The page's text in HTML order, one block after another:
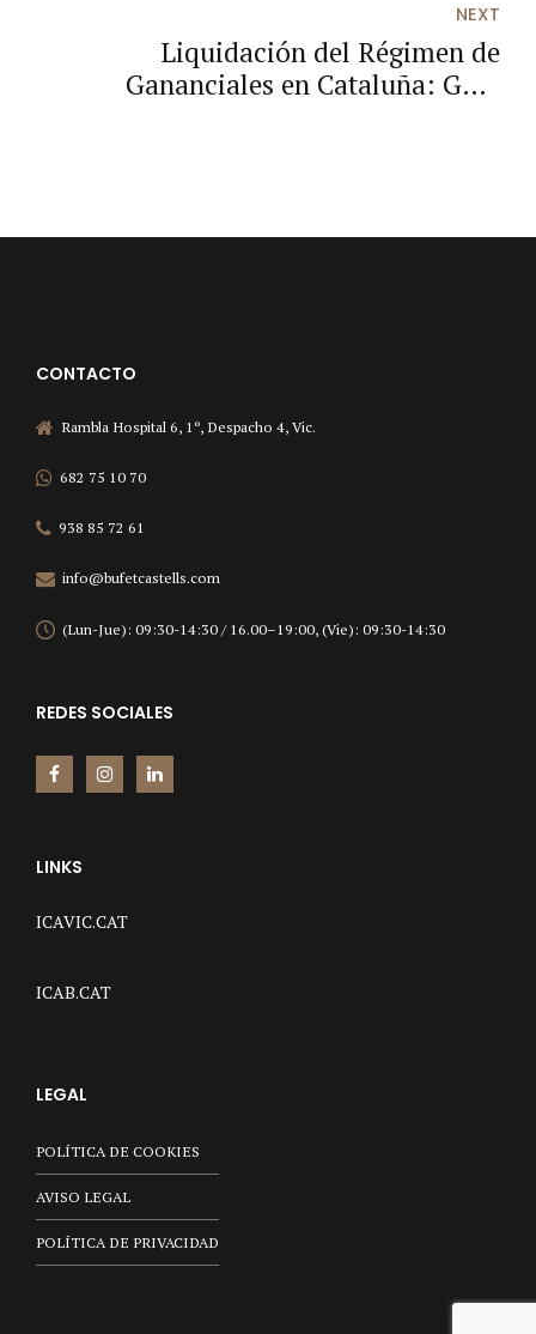
NEXT
Liquidación del Régimen de
Gananciales en Cataluña: Guía
CONTACTO
Rambla Hospital 6, 1º, Despacho 4, Vic.
682 75 10 70
938 85 72 61
info@bufetcastells.com
(Lun-Jue): 09:30-14:30 / 16.00–19:00, (Vie): 09:30-14:30
REDES SOCIALES
LINKS
ICAVIC.CAT
ICAB.CAT
LEGAL
POLÍTICA DE COOKIES
AVISO LEGAL
POLÍTICA DE PRIVACIDAD